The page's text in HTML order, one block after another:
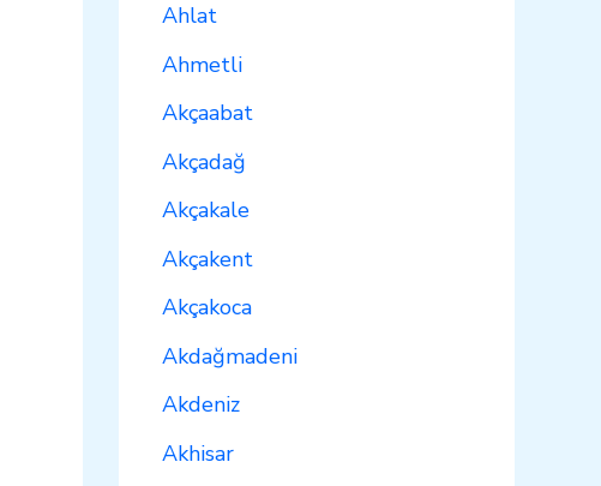
Ahlat
Ahmetli
Akçaabat
Akçadağ
Akçakale
Akçakent
Akçakoca
Akdağmadeni
Akdeniz
Akhisar